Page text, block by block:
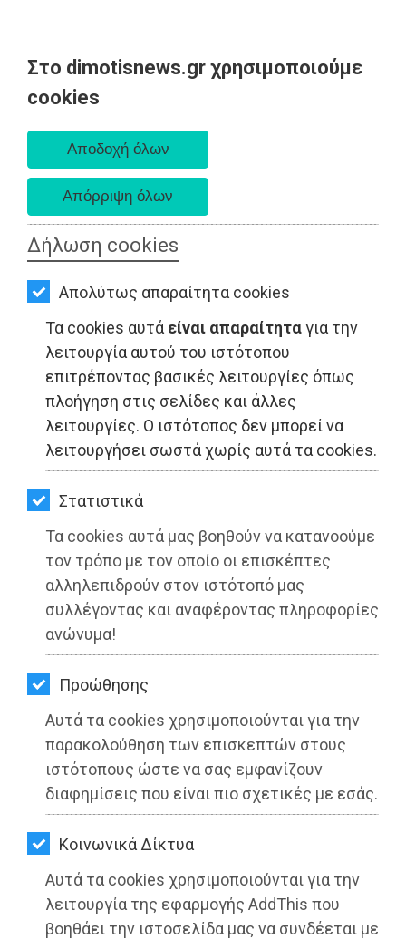
Στο dimotisnews.gr χρησιμοποιούμε
cookies
Δήλωση cookies
Απολύτως απαραίτητα cookies
Τα cookies αυτά είναι απαραίτηταγια την
λειτουργία αυτού του ιστότοπου
επιτρέποντας βασικές λειτουργίες όπως
πλοήγηση στις σελίδες και άλλες
λειτουργίες. Ο ιστότοπος δεν μπορεί να
λειτουργήσει σωστά χωρίς αυτά τα cookies.
Στατιστικά
Τα cookies αυτά μας βοηθούν να κατανοούμε
τον τρόπο με τον οποίο οι επισκέπτες
αλληλεπιδρούν στον ιστότοπό μας
συλλέγοντας και αναφέροντας πληροφορίες
ανώνυμα!
Προώθησης
Αυτά τα cookies χρησιμοποιούνται για την
παρακολούθηση των επισκεπτών στους
ιστότοπους ώστε να σας εμφανίζουν
διαφημίσεις που είναι πιο σχετικές με εσάς.
Kοινωνικά Δίκτυα
Αυτά τα cookies χρησιμοποιούνται για την
λειτουργία της εφαρμογής AddThis που
βοηθάει την ιστοσελίδα μας να συνδέεται με
AΡΧΙΚΗ
ΕΙΔΗΣΕΙΣ
ΠΟΛΙΤΙΚΗ
ΤΟΠΙΚΗ
ΑΥΤΟΔΙΟΙΚΗΣΗ
ΟΙΚΟΝΟΜΙΑ
ΑΘΛΗΤΙΣΜΟΣ
ΠΟΛΙΤΙΣΜΟΣ
ΣΠΙΤΙ-
ΚΗΠΟΣ
ΥΓΕΙΑ
LIFESTYLE
ΤΑΞΙΔΙΑ
ΕΞΟΔΟΣ
ΠΕΡΙΒΑΛΛΟΝ
ΚΑΤΟΙΚΙΔΙΟ
ΑΓΓΕΛΙΕΣ
ΕΦΗΜΕΡΙΔΕΣ
OΔΗΓΟΣ
ΑΓΟΡΑΣ
ΨΙΘΥΡΟΙ
ΑΠΟΣΤΟΛΗ
ΑΡΘΡΩΝ
ΕΦΗΜΕΡΙΔΕΣ - Ανατολική Αττική
Τη Δευτέρα 6 Σεπτεμβρίου
κυκλοφορεί ο νέος ΔΗΜΟΤΗΣ ΤΗΣ
ΑΝΑΤΟΛΙΚΗΣ ΑΤΤΙΚΗΣ
Διαβάστηκε 4330 φορές